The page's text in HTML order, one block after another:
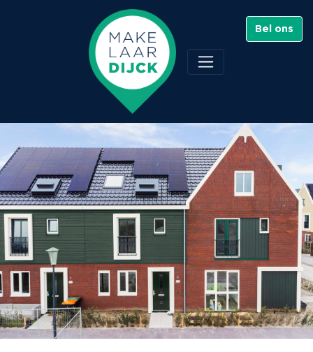
Bel ons
Beemdgras 100 ,
Assendelft
Verkocht - €569.000 K.K.